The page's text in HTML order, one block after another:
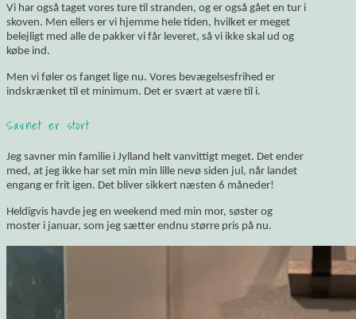
Vi har også taget vores ture til stranden, og er også gået en tur i
skoven. Men ellers er vi hjemme hele tiden, hvilket er meget
belejligt med alle de pakker vi får leveret, så vi ikke skal ud og
købe ind.
Men vi føler os fanget lige nu. Vores bevægelsesfrihed er
indskrænket til et minimum. Det er svært at være til i.
Savnet er stort
Jeg savner min familie i Jylland helt vanvittigt meget. Det ender
med, at jeg ikke har set min min lille nevø siden jul, når landet
engang er frit igen. Det bliver sikkert næsten 6 måneder!
Heldigvis havde jeg en weekend med min mor, søster og
moster i januar, som jeg sætter endnu større pris på nu.